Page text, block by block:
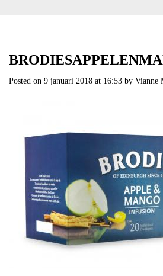
Posted on 9 januari 2018 at 16:53 by Vianne